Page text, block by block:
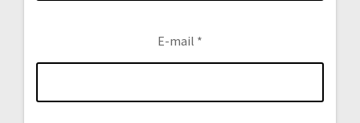
E-mail *